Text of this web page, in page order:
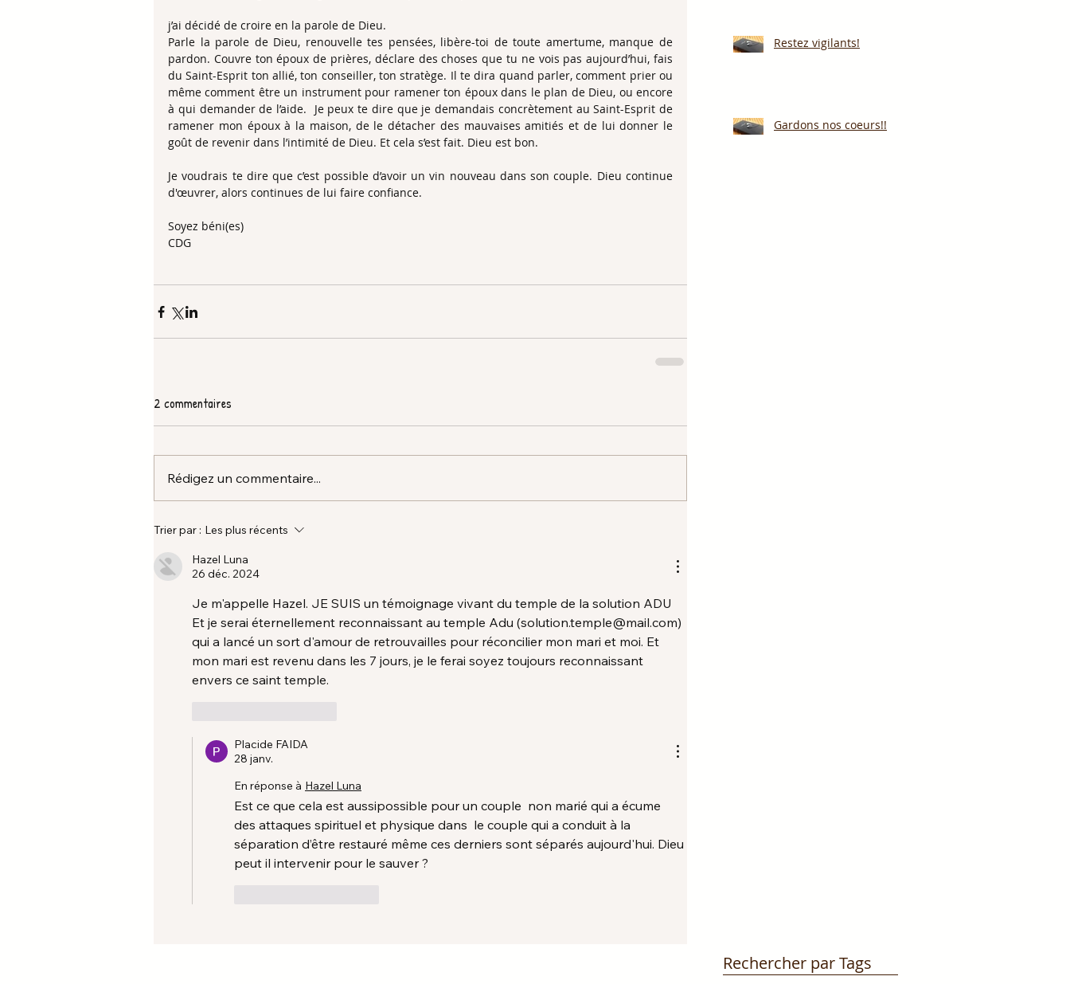
j’ai décidé de croire en la parole de Dieu.
Parle la parole de Dieu, renouvelle tes pensées, libère-toi de toute amertume, manque de
pardon. Couvre ton époux de prières, déclare des choses que tu ne vois pas aujourd’hui, fais
du Saint-Esprit ton allié, ton conseiller, ton stratège. Il te dira quand parler, comment prier ou
même comment être un instrument pour ramener ton époux dans le plan de Dieu, ou encore
à qui demander de l’aide.  Je peux te dire que je demandais concrètement au Saint-Esprit de
ramener mon époux à la maison, de le détacher des mauvaises amitiés et de lui donner le
goût de revenir dans l’intimité de Dieu. Et cela s’est fait. Dieu est bon.
Je voudrais te dire que c’est possible d’avoir un vin nouveau dans son couple. Dieu continue
d'œuvrer, alors continues de lui faire confiance.
Soyez béni(es)
CDG
2 commentaires
Rédigez un commentaire...
Trier par : Les plus récents
Hazel Luna
26 déc. 2024
Je m'appelle Hazel. JE SUIS un témoignage vivant du temple de la solution ADU
Et je serai éternellement reconnaissant au temple Adu (solution.temple@mail.com)
qui a lancé un sort d'amour de retrouvailles pour réconcilier mon mari et moi. Et
mon mari est revenu dans les 7 jours, je le ferai soyez toujours reconnaissant
envers ce saint temple.
Placide FAIDA
28 janv.
En réponse à Hazel Luna
Est ce que cela est aussipossible pour un couple  non marié qui a écume
des attaques spirituel et physique dans  le couple qui a conduit à la
séparation d’être restauré même ces derniers sont séparés aujourd'hui. Dieu
peut il intervenir pour le sauver ?
Restez vigilants!
Gardons nos coeurs!!
Rechercher par Tags